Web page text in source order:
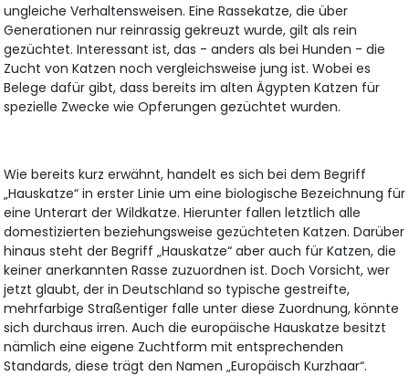
ungleiche Verhaltensweisen. Eine Rassekatze, die über
Generationen nur reinrassig gekreuzt wurde, gilt als rein
gezüchtet. Interessant ist, das - anders als bei Hunden - die
Zucht von Katzen noch vergleichsweise jung ist. Wobei es
Belege dafür gibt, dass bereits im alten Ägypten Katzen für
spezielle Zwecke wie Opferungen gezüchtet wurden.
Wie bereits kurz erwähnt, handelt es sich bei dem Begriff
„Hauskatze“ in erster Linie um eine biologische Bezeichnung für
eine Unterart der Wildkatze. Hierunter fallen letztlich alle
domestizierten beziehungsweise gezüchteten Katzen. Darüber
hinaus steht der Begriff „Hauskatze“ aber auch für Katzen, die
keiner anerkannten Rasse zuzuordnen ist. Doch Vorsicht, wer
jetzt glaubt, der in Deutschland so typische gestreifte,
mehrfarbige Straßentiger falle unter diese Zuordnung, könnte
sich durchaus irren. Auch die europäische Hauskatze besitzt
nämlich eine eigene Zuchtform mit entsprechenden
Standards, diese trägt den Namen „Europäisch Kurzhaar“.